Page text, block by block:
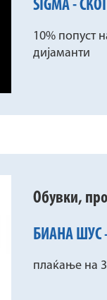
SIGMA -
10% попуст
дијаманти
Обувки,
БИАНА ШУС
плаќање на